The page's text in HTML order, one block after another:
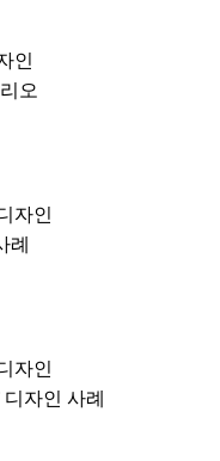
인 포트폴리오
인
오
보 자료용 PPT 디자인
자인
례
램 교육자료 PPT 디자
자인
자인 사례